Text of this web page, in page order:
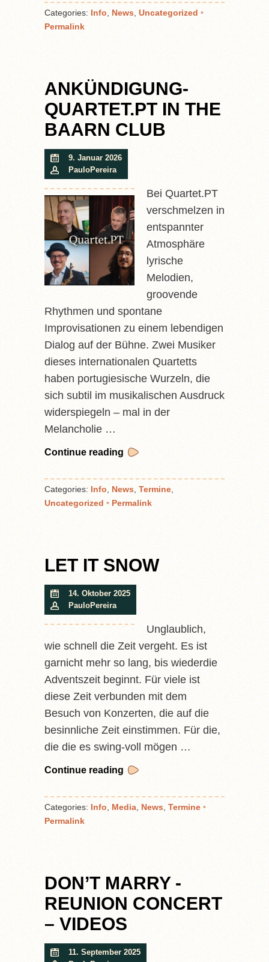
Categories: Info News Uncategorized •
Permalink
ANKÜNDIGUNG-
QUARTET.PT IN THE
BAARN CLUB
9. Januar 2026
PauloPereira
Bei Quartet.PT
verschmelzen in
entspannter
Atmosphäre
lyrische
Melodien,
groovende
Rhythmen und spontane
Improvisationen zu einem lebendigen
Dialog auf der Bühne. Zwei Musiker
dieses internationalen Quartetts
haben portugiesische Wurzeln, die
sich subtil im musikalischen Ausdruck
widerspiegeln – mal in der
Melancholie …
Continue reading
Categories: Info News Termine
Uncategorized • Permalink
LET IT SNOW
14. Oktober 2025
PauloPereira
Unglaublich,
wie schnell die Zeit vergeht. Es ist
garnicht mehr so lang, bis wiederdie
Adventszeit beginnt. Für viele ist
diese Zeit verbunden mit dem
Besuch von Konzerten, die auf die
besinnliche Zeit einstimmen. Für die,
die die es swing-voll mögen …
Continue reading
Categories: Info Media News Termine •
Permalink
DON’T MARRY -
REUNION CONCERT
– VIDEOS
11. September 2025